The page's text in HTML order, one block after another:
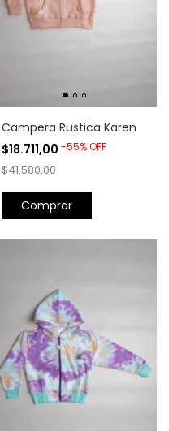
Campera Rustica Karen
$18.711,00 -55%OFF
$41.580,00
Comprar